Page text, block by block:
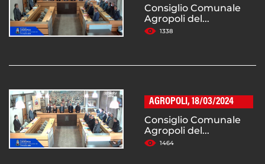
Consiglio Comunale
Agropoli del...
1338
AGROPOLI, 18/03/2024
Consiglio Comunale
Agropoli del...
1464